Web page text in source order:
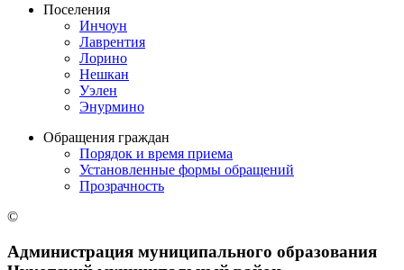
Поселения
Инчоун
Лаврентия
Лорино
Нешкан
Уэлен
Энурмино
Обращения граждан
Порядок и время приема
Установленные формы обращений
Прозрачность
©
Администрация муниципального образования